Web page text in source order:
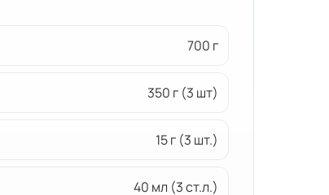
700 г
350 г (3 шт)
15 г (3 шт.)
40 мл (3 ст.л.)